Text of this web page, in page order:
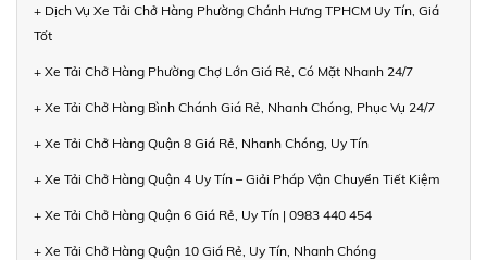
+ Dịch Vụ Xe Tải Chở Hàng Phường Chánh Hưng TPHCM Uy Tín, Giá
Tốt
+ Xe Tải Chở Hàng Phường Chợ Lớn Giá Rẻ, Có Mặt Nhanh 24/7
+ Xe Tải Chở Hàng Bình Chánh Giá Rẻ, Nhanh Chóng, Phục Vụ 24/7
+ Xe Tải Chở Hàng Quận 8 Giá Rẻ, Nhanh Chóng, Uy Tín
+ Xe Tải Chở Hàng Quận 4 Uy Tín – Giải Pháp Vận Chuyển Tiết Kiệm
+ Xe Tải Chở Hàng Quận 6 Giá Rẻ, Uy Tín | 0983 440 454
+ Xe Tải Chở Hàng Quận 10 Giá Rẻ, Uy Tín, Nhanh Chóng